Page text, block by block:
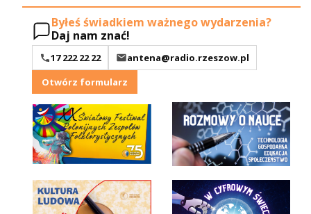
Byłeś świadkiem ważnego wydarzenia?
Daj nam znać!
17 222 22 22
antena@radio.rzeszow.pl
Otwórz formularz